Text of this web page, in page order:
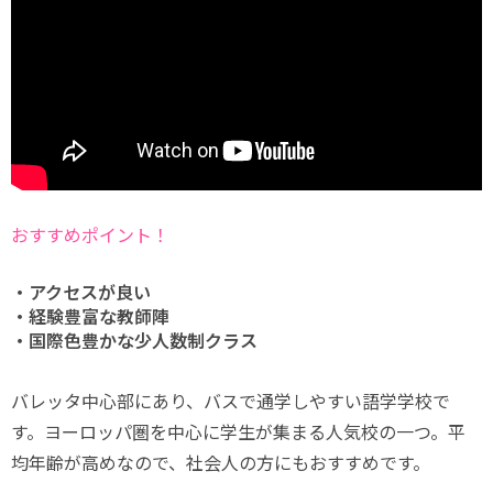
おすすめポイント！
・アクセスが良い
・経験豊富な教師陣
・国際色豊かな少人数制クラス
バレッタ中心部にあり、バスで通学しやすい語学学校で
す。ヨーロッパ圏を中心に学生が集まる人気校の一つ。平
均年齢が高めなので、社会人の方にもおすすめです。